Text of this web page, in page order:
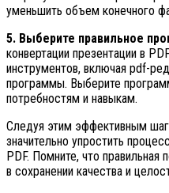
уменьшить объем конечного
5. Выберите правильное
конвертации презентации в
инструментов, включая pdf-
программы. Выберите
потребностям и навыкам.
Следуя этим эффективным
значительно упростить
PDF. Помните, что правильная
в сохранении качества и